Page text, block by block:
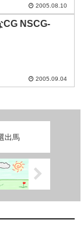
2005.08.10
CG NSCG-
2005.09.04
出馬